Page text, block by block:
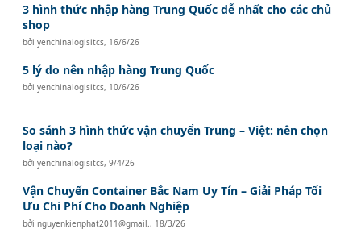
3 hình thức nhập hàng Trung Quốc dễ nhất cho các chủ
shop
bởiyenchinalogisitcs, 16/6/26
5 lý do nên nhập hàng Trung Quốc
bởiyenchinalogisitcs, 10/6/26
So sánh 3 hình thức vận chuyển Trung – Việt: nên chọn
loại nào?
bởiyenchinalogisitcs,9/4/26
Vận Chuyển Container Bắc Nam Uy Tín – Giải Pháp Tối
Ưu Chi Phí Cho Doanh Nghiệp
bởinguyenkienphat2011@gmail. , 18/3/26